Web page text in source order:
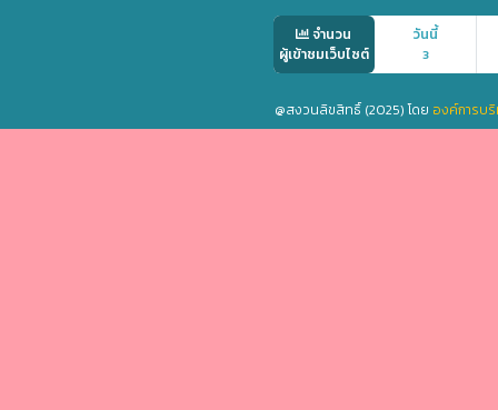
จำนวน
ผู้เข้าชมเว็บไซต์
วันนี้
3
@สงวนลิขสิทธิ์ (2025) โดย องค์การบ